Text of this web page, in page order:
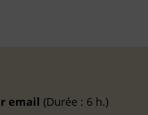
email (Durée : 6 h.)